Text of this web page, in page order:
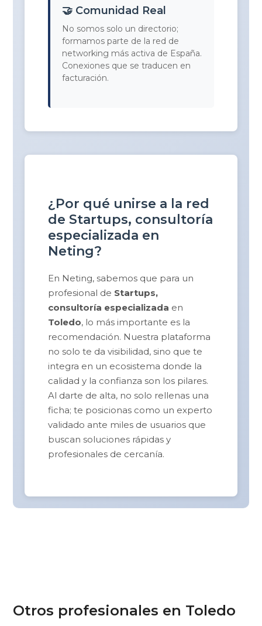
🤝 Comunidad Real
No somos solo un directorio;
formamos parte de la red de
networking más activa de España.
Conexiones que se traducen en
facturación.
¿Por qué unirse a la red
de Startups, consultoría
especializada en
Neting?
En Neting, sabemos que para un
profesional de Startups,
consultoría especializada en
Toledo, lo más importante es la
recomendación. Nuestra plataforma
no solo te da visibilidad, sino que te
integra en un ecosistema donde la
calidad y la confianza son los pilares.
Al darte de alta, no solo rellenas una
ficha; te posicionas como un experto
validado ante miles de usuarios que
buscan soluciones rápidas y
profesionales de cercanía.
Otros profesionales en Toledo